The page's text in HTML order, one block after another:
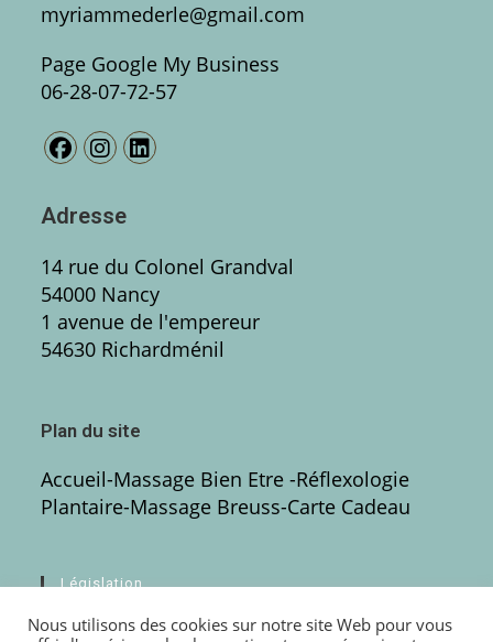
myriammederle@gmail.com
Page Google My Business
06-28-07-72-57
Adresse
14 rue du Colonel Grandval
54000 Nancy
1 avenue de l'empereur
54630 Richardménil
Plan du site
Accueil-Massage Bien Etre-Réflexologie
Plantaire-Massage Breuss-Carte Cadeau
Législation
Mentions légales
Nous utilisons des cookies sur notre site Web pour vous